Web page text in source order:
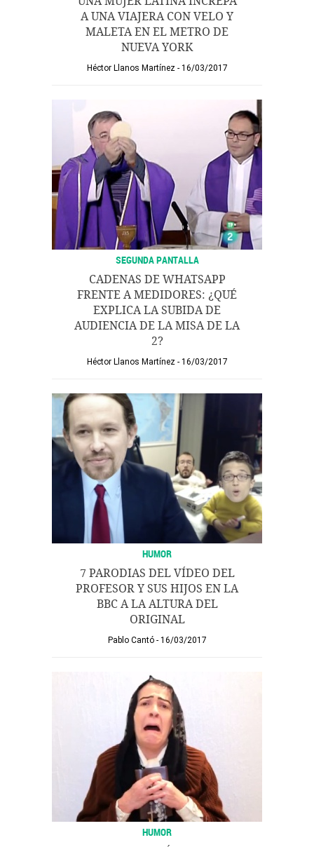
A UNA VIAJERA CON VELO Y
MALETA EN EL METRO DE
NUEVA YORK
Héctor Llanos Martínez 16/03/2017
SEGUNDA PANTALLA
CADENAS DE WHATSAPP
FRENTE A MEDIDORES: ¿QUÉ
EXPLICA LA SUBIDA DE
AUDIENCIA DE LA MISA DE LA
2?
Héctor Llanos Martínez 16/03/2017
HUMOR
7 PARODIAS DEL VÍDEO DEL
PROFESOR Y SUS HIJOS EN LA
BBC A LA ALTURA DEL
ORIGINAL
Pablo Cantó 16/03/2017
HUMOR